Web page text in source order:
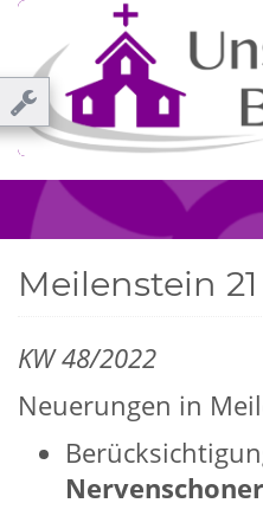
Meilenstein 21
KW 48/2022
Neuerungen in
Nervenschoner